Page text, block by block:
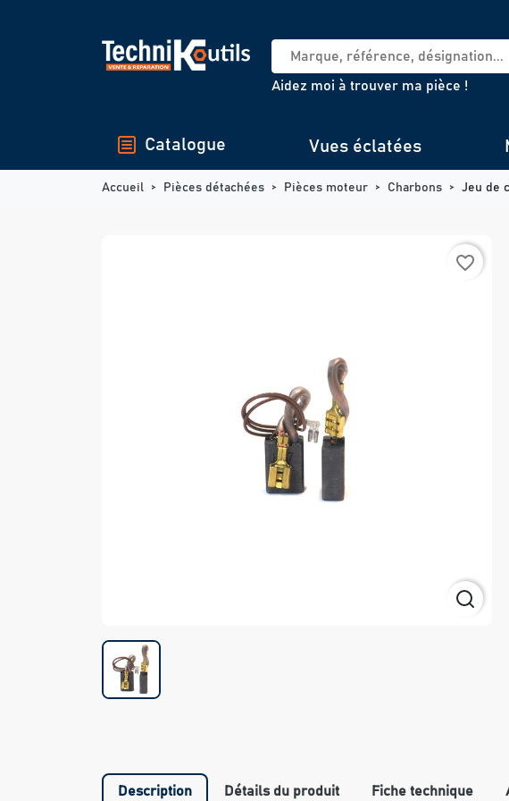
Aidez moi à trouver ma pièce !
Catalogue Vues éclatées
Accueil Pièces détachées Pièces moteur Charbons Jeu de
favorite_border
Description Détails du produit Fiche technique